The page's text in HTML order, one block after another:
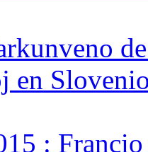
en
: